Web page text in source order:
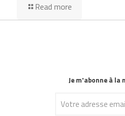
Read more
Je m'abonne à la